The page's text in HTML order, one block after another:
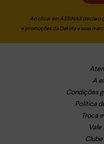
Ao clicar em ASSINAR
e promoções da Dakota e suas
A
Condições
Política
Troca
Clube